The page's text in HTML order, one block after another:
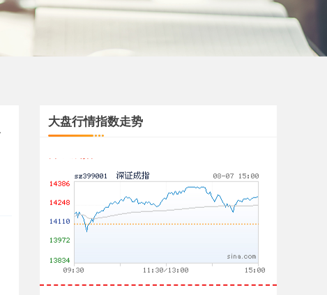
大盘行情指数走势
深证成指
沪深300 4694.44 +43.13 +0.93%